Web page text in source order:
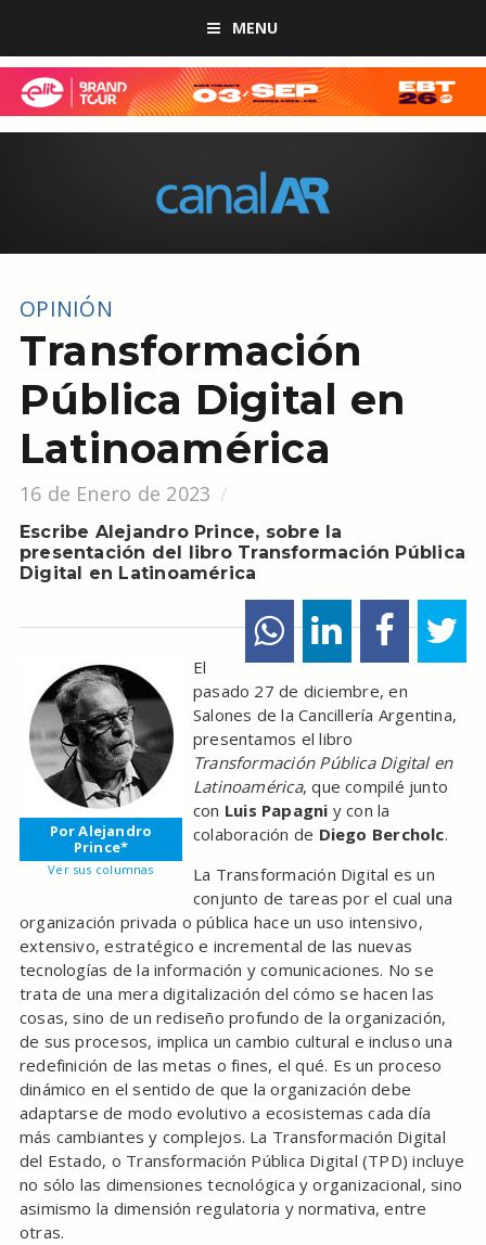
MENU
OPINIÓN
Transformación
Pública Digital en
Latinoamérica
16 de Enero de 2023
Escribe Alejandro Prince, sobre la
presentación del libro Transformación Pública
Digital en Latinoamérica
Por Alejandro
Prince*
Ver sus columnas
El
pasado 27 de diciembre, en
Salones de la Cancillería Argentina,
presentamos el libro
Transformación Pública Digital en
Latinoamérica, que compilé junto
con Luis Papagni y con la
colaboración de Diego Bercholc.
La Transformación Digital es un
conjunto de tareas por el cual una
organización privada o pública hace un uso intensivo,
extensivo, estratégico e incremental de las nuevas
tecnologías de la información y comunicaciones. No se
trata de una mera digitalización del cómo se hacen las
cosas, sino de un rediseño profundo de la organización,
de sus procesos, implica un cambio cultural e incluso una
redefinición de las metas o fines, el qué. Es un proceso
dinámico en el sentido de que la organización debe
adaptarse de modo evolutivo a ecosistemas cada día
más cambiantes y complejos. La Transformación Digital
del Estado, o Transformación Pública Digital (TPD) incluye
no sólo las dimensiones tecnológica y organizacional, sino
asimismo la dimensión regulatoria y normativa, entre
otras.